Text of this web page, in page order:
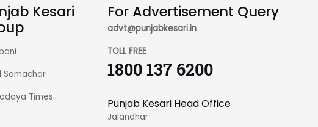
Kesari
Samachar
Times
For Advertisement Query
advt@punjabkesari.in
TOLL FREE
1800 137 6200
Punjab Kesari Head Office
Jalandhar